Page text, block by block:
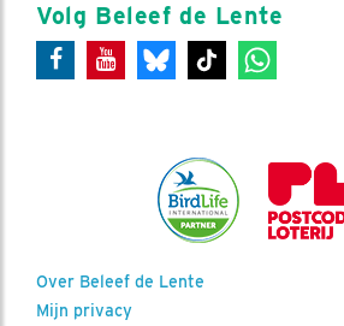
Volg Beleef de Lente
Over Beleef de Lente
Mijn privacy